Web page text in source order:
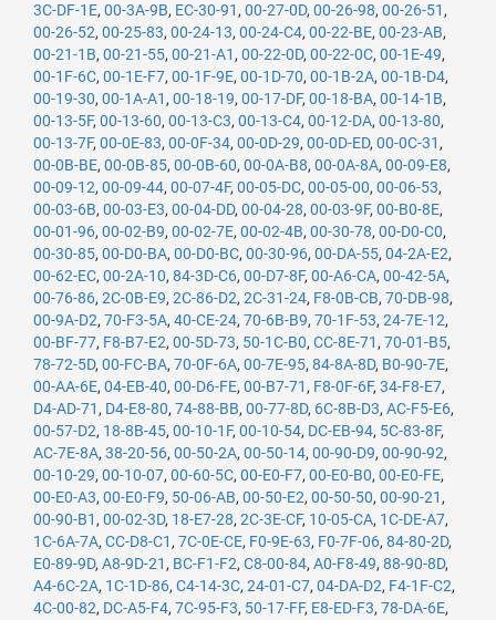
3C-DF-1E, 00-3A-9B, EC-30-91 , 00-27-0D, 00-26-98, 00-26-51 ,
00-26-52, 00-25-83, 00-24-13, 00-24-C4, 00-22-BE, 00-23-AB,
00-21-1B, 00-21-55, 00-21-A1 , 00-22-0D, 00-22-0C, 00-1E-49,
00-1F-6C, 00-1E-F7, 00-1F-9E, 00-1D-70, 00-1B-2A, 00-1B-D4,
00-19-30, 00-1A-A1 , 00-18-19, 00-17-DF, 00-18-BA, 00-14-1B,
00-13-5F, 00-13-60, 00-13-C3, 00-13-C4, 00-12-DA, 00-13-80,
00-13-7F, 00-0E-83, 00-0F-34, 00-0D-29, 00-0D-ED, 00-0C-31 ,
00-0B-BE, 00-0B-85, 00-0B-60, 00-0A-B8, 00-0A-8A, 00-09-E8,
00-09-12, 00-09-44, 00-07-4F, 00-05-DC, 00-05-00, 00-06-53,
00-03-6B, 00-03-E3, 00-04-DD, 00-04-28, 00-03-9F, 00-B0-8E,
00-01-96, 00-02-B9, 00-02-7E, 00-02-4B, 00-30-78, 00-D0-C0,
00-30-85, 00-D0-BA, 00-D0-BC, 00-30-96, 00-DA-55, 04-2A-E2,
00-62-EC, 00-2A-10, 84-3D-C6, 00-D7-8F, 00-A6-CA, 00-42-5A,
00-76-86, 2C-0B-E9, 2C-86-D2, 2C-31-24, F8-0B-CB, 70-DB-98,
00-9A-D2, 70-F3-5A, 40-CE-24, 70-6B-B9, 70-1F-53, 24-7E-12,
00-BF-77, F8-B7-E2, 00-5D-73, 50-1C-B0, CC-8E-71 , 70-01-B5,
78-72-5D, 00-FC-BA, 70-0F-6A, 00-7E-95, 84-8A-8D, B0-90-7E,
00-AA-6E, 04-EB-40, 00-D6-FE, 00-B7-71 , F8-0F-6F, 34-F8-E7,
D4-AD-71 , D4-E8-80, 74-88-BB, 00-77-8D, 6C-8B-D3, AC-F5-E6,
00-57-D2, 18-8B-45, 00-10-1F, 00-10-54, DC-EB-94, 5C-83-8F,
AC-7E-8A, 38-20-56, 00-50-2A, 00-50-14, 00-90-D9, 00-90-92,
00-10-29, 00-10-07, 00-60-5C, 00-E0-F7, 00-E0-B0, 00-E0-FE,
00-E0-A3, 00-E0-F9, 50-06-AB, 00-50-E2, 00-50-50, 00-90-21 ,
00-90-B1 , 00-02-3D, 18-E7-28, 2C-3E-CF, 10-05-CA, 1C-DE-A7,
1C-6A-7A, CC-D8-C1 , 7C-0E-CE, F0-9E-63, F0-7F-06, 84-80-2D,
E0-89-9D, A8-9D-21 , BC-F1-F2, C8-00-84, A0-F8-49, 88-90-8D,
A4-6C-2A, 1C-1D-86, C4-14-3C, 24-01-C7, 04-DA-D2, F4-1F-C2,
4C-00-82, DC-A5-F4, 7C-95-F3, 50-17-FF, E8-ED-F3, 78-DA-6E,